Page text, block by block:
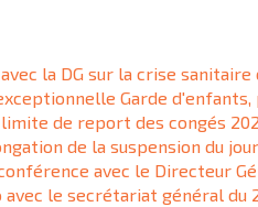
la DG sur la crise sanitaire
Garde
de report des congés
de la suspension du
avec le Directeur
avec le secrétariat général du